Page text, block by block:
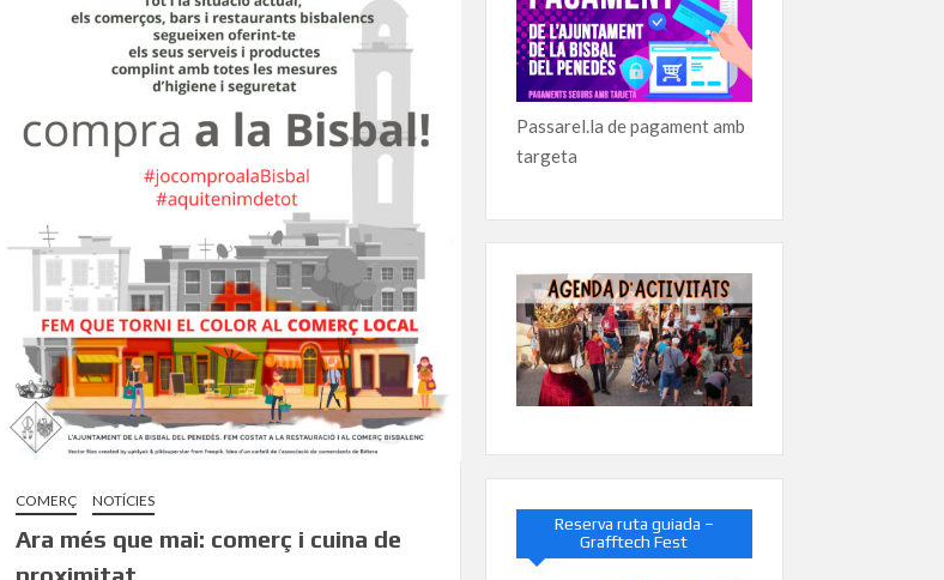
COMERÇ NOTÍCIES
Ara més que mai: comerç i cuina de
proximitat
Passarel.la de pagament amb
targeta
Reserva ruta guiada –
Grafftech Fest